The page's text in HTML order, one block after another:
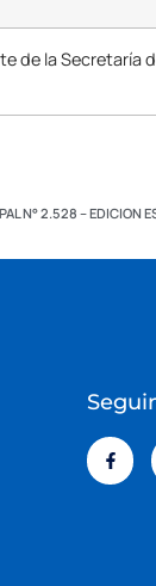
de la Secretaría
N° 2.528 – EDICION